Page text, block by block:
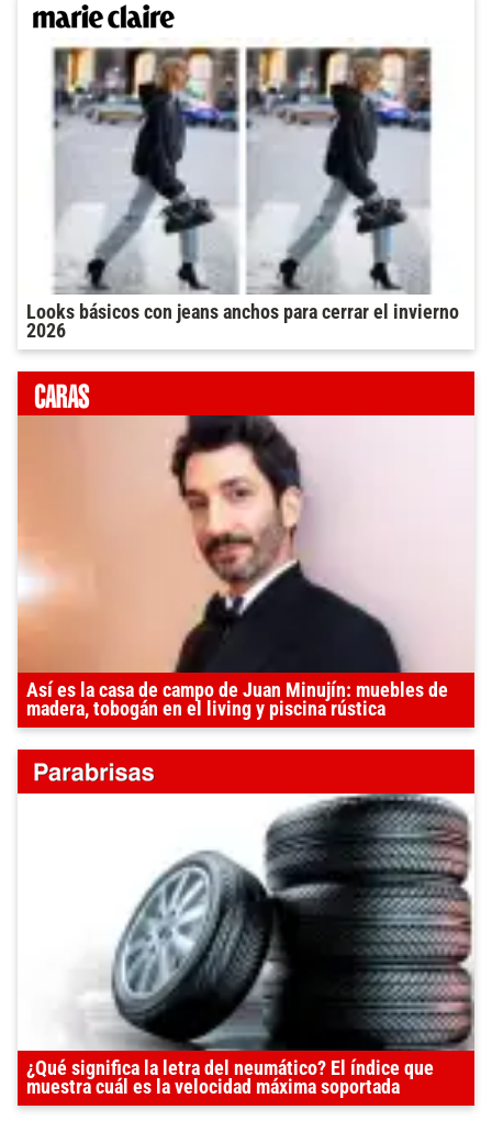
Looks básicos con jeans anchos para cerrar el invierno
2026
Así es la casa de campo de Juan Minujín: muebles de
madera, tobogán en el living y piscina rústica
¿Qué significa la letra del neumático? El índice que
muestra cuál es la velocidad máxima soportada